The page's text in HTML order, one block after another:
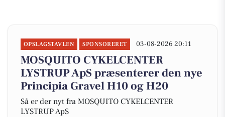
OPSLAGSTAVLEN SPONSORERET 03-08-2026 20:11
MOSQUITO CYKELCENTER
LYSTRUP ApS præsenterer den nye
Principia Gravel H10 og H20
Så er der nyt fra MOSQUITO CYKELCENTER
LYSTRUP ApS